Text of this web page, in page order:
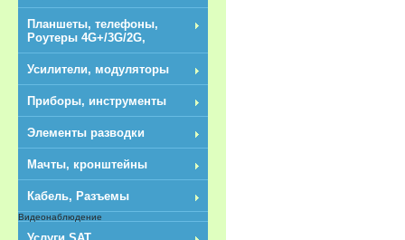
Планшеты, телефоны,
Роутеры 4G+/3G/2G,
Усилители, модуляторы
Приборы, инструменты
Элементы разводки
Мачты, кронштейны
Кабель, Разъемы
Видеонаблюдение